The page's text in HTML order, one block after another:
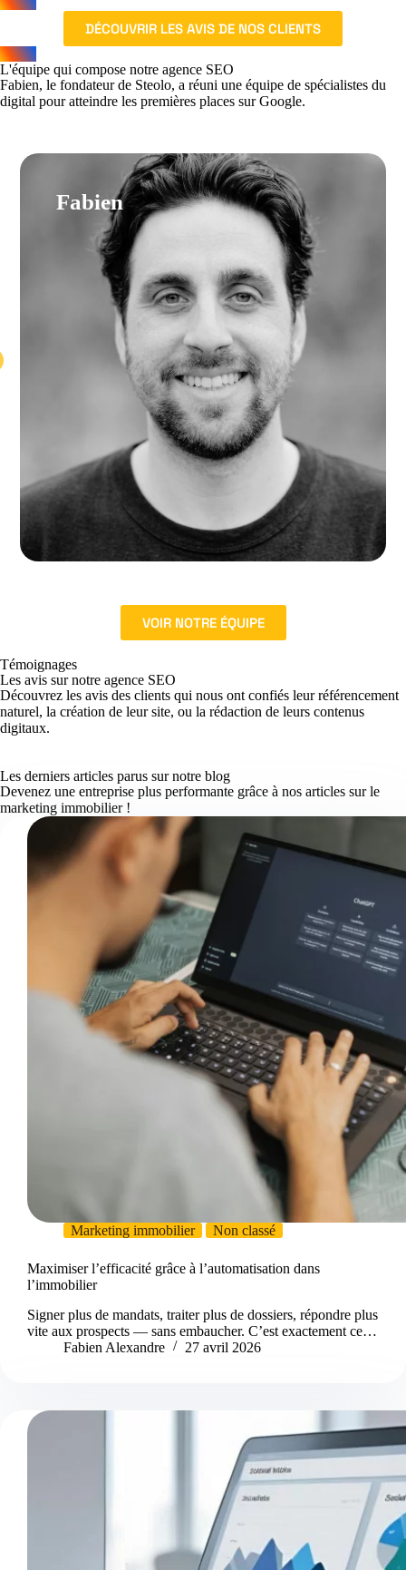
DÉCOUVRIR LES AVIS DE NOS CLIENTS
L'équipe qui compose notre agence SEO
Fabien, le fondateur de Steolo, a réuni une équipe de spécialistes du
digital pour atteindre les premières places sur Google.
Fabien
VOIR NOTRE ÉQUIPE
Témoignages
Les avis sur notre agence SEO
Découvrez les avis des clients qui nous ont confiés leur référencement
naturel, la création de leur site, ou la rédaction de leurs contenus
digitaux.
Les derniers articles parus sur notre blog
Devenez une entreprise plus performante grâce à nos articles sur le
marketing immobilier !
Marketing immobilier Non classé
Maximiser l’efficacité grâce à l’automatisation dans
l’immobilier
Signer plus de mandats, traiter plus de dossiers, répondre plus
vite aux prospects — sans embaucher. C’est exactement ce…
Fabien Alexandre
27 avril 2026